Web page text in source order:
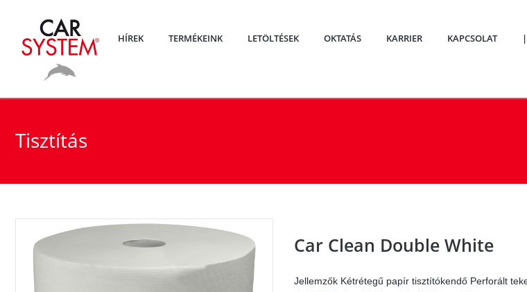
HÍREK TERMÉKEINK LETÖLTÉSEK OKTATÁS KARRIER KAPCSOLAT |
Tisztítás
Car Clean Double White
Jellemzők Kétrétegű papír tisztítókendő Perforált